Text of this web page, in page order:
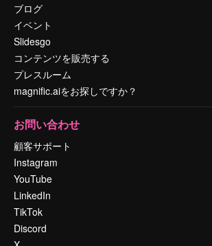
ブログ
イベント
Slidesgo
コンテンツを販売する
プレスルーム
magnific.aiをお探しですか？
お問い合わせ
顧客サポート
Instagram
YouTube
LinkedIn
TikTok
Discord